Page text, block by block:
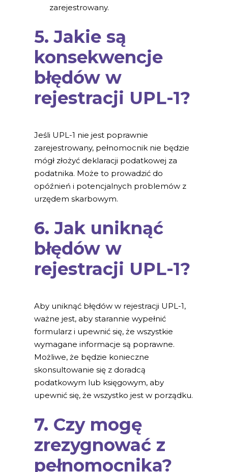
zarejestrowany.
5. Jakie są
konsekwencje
błędów w
rejestracji UPL-1?
Jeśli UPL-1 nie jest poprawnie
zarejestrowany, pełnomocnik nie będzie
mógł złożyć deklaracji podatkowej za
podatnika. Może to prowadzić do
opóźnień i potencjalnych problemów z
urzędem skarbowym.
6. Jak uniknąć
błędów w
rejestracji UPL-1?
Aby uniknąć błędów w rejestracji UPL-1,
ważne jest, aby starannie wypełnić
formularz i upewnić się, że wszystkie
wymagane informacje są poprawne.
Możliwe, że będzie konieczne
skonsultowanie się z doradcą
podatkowym lub księgowym, aby
upewnić się, że wszystko jest w porządku.
7. Czy mogę
zrezygnować z
pełnomocnika?